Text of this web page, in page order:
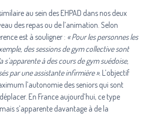
au sein des EHPAD dans nos deux
des repas ou de l’animation. Selon
est à souligner : « Pour les personnes les
des sessions de gym collective sont
s’apparente à des cours de gym suédoise,
par une assistante infirmière ». L’objectif
l’autonomie des seniors qui sont
En France aujourd’hui, ce type
s’apparente davantage à de la